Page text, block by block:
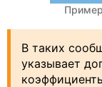
В таких
указывает